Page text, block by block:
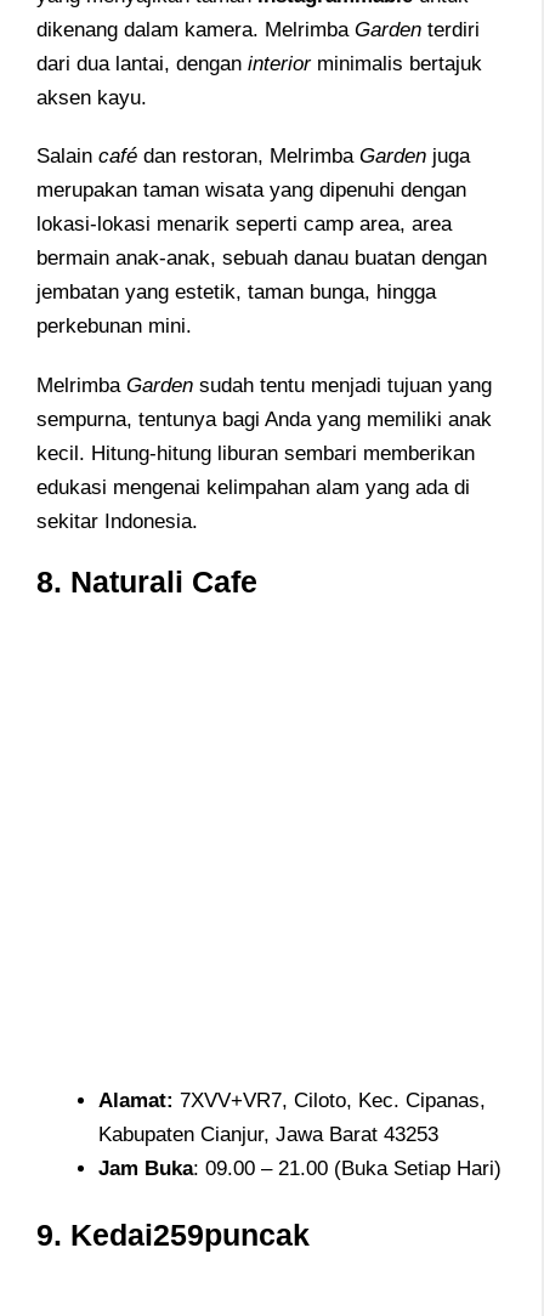
dikenang dalam kamera. Melrimba Garden terdiri
dari dua lantai, dengan interiorminimalis bertajuk
aksen kayu.
Salain café dan restoran, Melrimba Garden juga
merupakan taman wisata yang dipenuhi dengan
lokasi-lokasi menarik seperti camp area, area
bermain anak-anak, sebuah danau buatan dengan
jembatan yang estetik, taman bunga, hingga
perkebunan mini.
Melrimba Garden sudah tentu menjadi tujuan yang
sempurna, tentunya bagi Anda yang memiliki anak
kecil. Hitung-hitung liburan sembari memberikan
edukasi mengenai kelimpahan alam yang ada di
sekitar Indonesia.
8. Naturali Cafe
Alamat: 7XVV+VR7, Ciloto, Kec. Cipanas,
Kabupaten Cianjur, Jawa Barat 43253
Jam Buka: 09.00 – 21.00 (Buka Setiap Hari)
9. Kedai259puncak